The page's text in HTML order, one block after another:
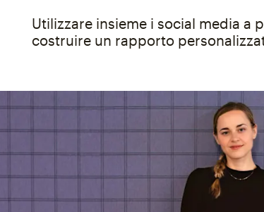
Utilizzare insieme i social media a
costruire un rapporto